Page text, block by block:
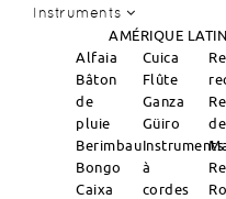
Instruments
AMÉRIQUE
Alfaia
Bâton
de
pluie
Berimbau
Bongo
Caixa
Cuica
Flûte
Ganza
Güiro
Instruments
à
cordes
de